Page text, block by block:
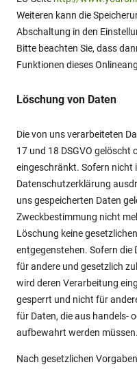
Weiteren kann die
Abschaltung in den
Bitte beachten Sie, dass
Funktionen dieses
Löschung von Daten
Die von uns verarbeiteten
17 und 18 DSGVO gelöscht
eingeschränkt. Sofern nicht
Datenschutzerklärung
uns gespeicherten Daten
Zweckbestimmung nicht
Löschung keine
entgegenstehen. Sofern die
für andere und gesetzlich
wird deren Verarbeitung
gesperrt und nicht für
für Daten, die aus handels-
aufbewahrt werden müssen.
Nach gesetzlichen